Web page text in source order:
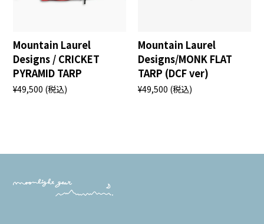
Mountain Laurel
Designs / CRICKET
PYRAMID TARP
¥49,500 (税込)
Mountain Laurel
Designs/MONK FLAT
TARP (DCF ver)
¥49,500 (税込)